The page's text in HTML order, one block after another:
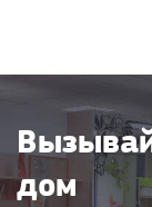
дом